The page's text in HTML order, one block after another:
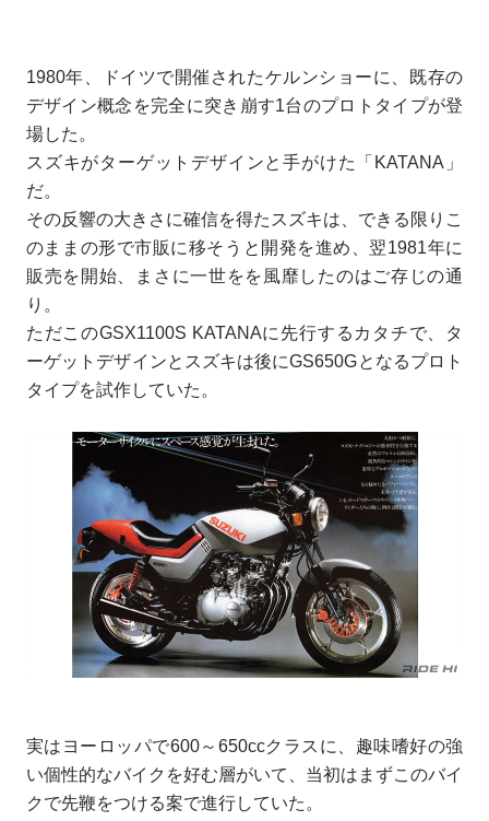
1980年、ドイツで開催されたケルンショーに、既存の
デザイン概念を完全に突き崩す1台のプロトタイプが登
場した。
スズキがターゲットデザインと手がけた「KATANA」
だ。
その反響の大きさに確信を得たスズキは、できる限りこ
のままの形で市販に移そうと開発を進め、翌1981年に
販売を開始、まさに一世をを風靡したのはご存じの通
り。
ただこのGSX1100S KATANAに先行するカタチで、タ
ーゲットデザインとスズキは後にGS650Gとなるプロト
タイプを試作していた。
実はヨーロッパで600～650ccクラスに、趣味嗜好の強
い個性的なバイクを好む層がいて、当初はまずこのバイ
クで先鞭をつける案で進行していた。